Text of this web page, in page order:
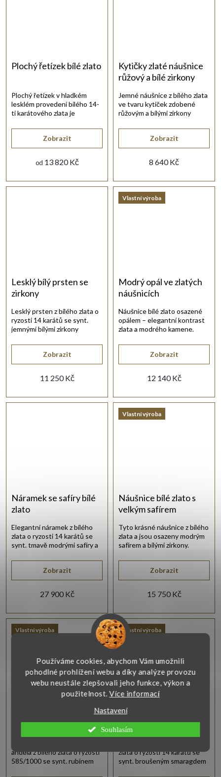
Používáme cookies, abychom Vám umožnili
pohodlné prohlížení webu a díky analýze provozu
webu neustále zlepšovali jeho funkce, výkon a
použitelnost.Více informací
Nastavení
Souhlasím
Plochý řetízek bílé zlato
od 13 820 Kč
Zobrazit
Plochý řetízek v hladkém
lesklém provedení bílého 14-
ti karátového zlata je
Kytičky zlaté náušnice
růžový a bílé zirkony
8 640 Kč
Zobrazit
Jemné náušnice z bílého zlata
ve tvaru kytiček zdobené
růžovým a bílými zirkony
Lesklý bílý prsten se
zirkony
11 250 Kč
Zobrazit
Lesklý prsten z bílého zlata o
ryzosti 14 karátů se synt.
jemnými bílými zirkony
Vlastní výroba
Modrý opál ve zlatých
náušnicích
12 140 Kč
Zobrazit
Náušnice bílé zlato osazené
opálem – elegantní kontrast
zlata a modrého kamene.
Náramek se safíry bílé
zlato
27 900 Kč
Zobrazit
Elegantní náramek z bílého
zlata o ryzosti 14 karátů se
synt. tmavě modrými safíry a
Vlastní výroba
Náušnice bílé zlato s
velkým safírem
15 750 Kč
Zobrazit
Tyto krásné náušnice z bílého
zlata a jsou osazeny modrým
safírem a bílými zirkony.
Vlastní výroba
bílého zlata
anděla z bílého zlata o ryzosti
585/1000 se synt. rubínem
Vlastní výroba
Přívěsek oválný bílé
zlato
zlata o ryzosti 14 karátů se
synt. broušeným smaragdem